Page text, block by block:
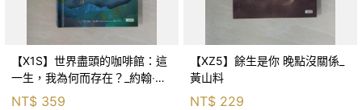
【X1S】世界盡頭的咖啡館：這
一生，我為何而存在？_約翰‧史
崔勒基, Elsa
NT$ 359
【XZ5】餘生是你 晚點沒關係_
黃山料
NT$ 229